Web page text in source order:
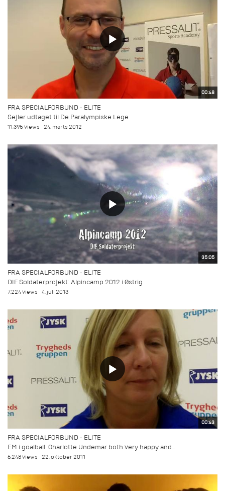
00:48
FRA SPECIALFORBUND - ELITE
Sejler udtaget til De Paralympiske Lege
11.395 views 24. marts 2012
35:05
FRA SPECIALFORBUND - ELITE
DIF Soldaterprojekt: Alpincamp 2012 i Østrig
7.224 views 4. juli 2013
00:43
FRA SPECIALFORBUND - ELITE
EM i goalball: Charlotte Undemar both very happy and...
6.248 views 22. oktober 2011